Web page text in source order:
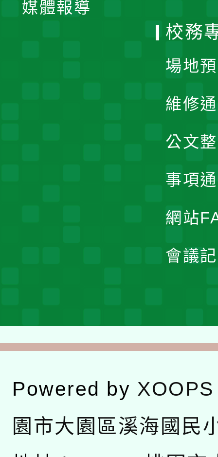
媒體報導
校務
場地
維修
公文
事項
網站
會議
Powered by XOOPS
園市大園區溪海國民